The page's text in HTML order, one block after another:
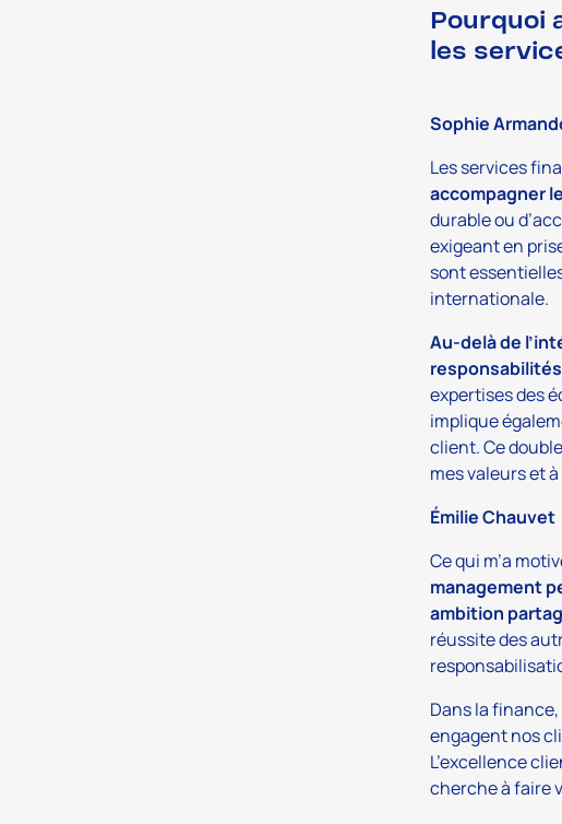
Pourquoi
les
Sophie
Les services
accompagner
durable ou
exigeant en
sont
internationale.
Au-delà de
expertises des
implique
client. Ce
mes valeurs et
Émilie Chauvet
Ce qui m’a
management
ambition
réussite des
Dans la
engagent nos
L’excellence
cherche à faire